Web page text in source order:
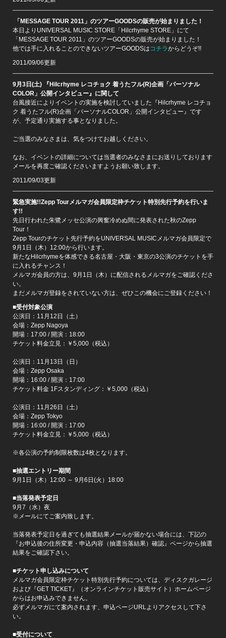
「MESSAGE TOUR 2011」のツアーGOODSの販売が始まりました！
本日よりUNIVERSAL MUSIC STORE「Hilcrhyme STORE」にて
「MESSAGE TOUR 2011」のツアーGOODSの販売が始まりました！
他では手に入れることのできないツアーGOODSは コチラからどうぞ!!
2011/09/06更新
9月3日(土) 『Hilcrhyme レコチョク 着うたフル(R)企画「パーソナル
COLOR」公開インタビュー』に関して
台風接近によりイベントの実施を検討していました『Hilcrhyme レコチョ
ク 着うたフル(R)企画「パーソナルCOLOR」公開インタビュー』です
が、予定通り実施する事となりました。
ご当選のみなさまは、気をつけてお越しください。
なお、イベントの詳細については当選者のみなさまにお送りしております
メールを再度ご確認くださいますようお願い致します。
2011/09/03更新
緊急実施!!Zepp Tourメルマガ会員限定枠チケット特別先行予約を行いま
す!!
先日行われた朱鷺メッセ公演の興奮冷めぬ間に発表された秋のZepp
Tour！
Zepp Tourのチケット先行予約をUNIVERSAL MUSICメルマガ会員限定で
9月1日（木）12:00から行います。
新たなHilcrhymeを体感できる名古屋・大阪・東京の3公演のチケットを手
に入れるチャンス！
メルマガ会員の方は、9月1日（木）に配信されるメルマガをご確認くださ
い。
まだメルマガ登録をされていない方は、ぜひこの機会にご登録ください！
■受付対象公演
公演日：11月12日（土）
会場：Zepp Nagoya
開場：17:00 / 開演：18:00
チケット料金立見：￥5,000（税込）
公演日：11月13日（日）
会場：Zepp Osaka
開場：16:00 / 開演：17:00
チケット料金 1Fスタンディング：￥5,000（税込）
公演日：11月26日（土）
会場：Zepp Tokyo
開場：16:00 / 開演：17:00
チケット料金立見：￥5,000（税込）
※各公演の予約制限枚数は4枚となります。
■抽選エントリー期間
9月1日（木）12:00 ～ 9月6日(火）18:00
■当落発表予定日
9月7（水）夜
※メールにてご案内致します。
当落発表予定日を過ぎても抽選結果メールが届かない場合には、下記の
『お申込後の住所変更・申込内容（抽選当落結果）確認』ページから抽選
結果をご確認下さい。
■チケット申し込みについて
メルマガ会員限定枠チケット特別先行予約については、ディスクガレージ
および『GET TICKET』（オンラインチケット販売サイト）ホームページ
からはお申込みできません。
必ずメルマガにて案内されます、申込ページURLよりアクセスして下さ
い。
■受付について